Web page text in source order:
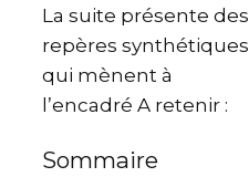
La suite présente des
repères synthétiques
qui mènent à
l’encadré A retenir :
Sommaire